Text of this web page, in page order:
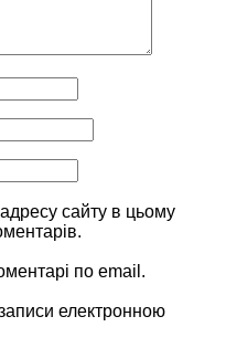
сайту в цьому
по email.
електронною